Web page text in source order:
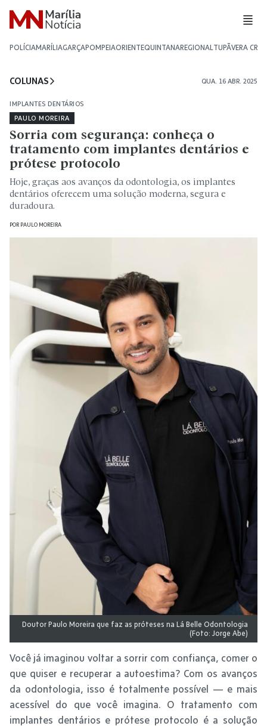
POLÍCIAMARÍLIAGARÇAPOMPEIAORIENTEQUINTANAREGIONALTUPÃVERA CRUZ
COLUNAS QUA. 16 ABR. 2025
IMPLANTES DENTÁRIOS
PAULO MOREIRA
Sorria com segurança: conheça o
tratamento com implantes dentários e
prótese protocolo
Hoje, graças aos avanços da odontologia, os implantes
dentários oferecem uma solução moderna, segura e
duradoura.
POR PAULO MOREIRA
Doutor Paulo Moreira que faz as próteses na Lá Belle Odontologia
(Foto: Jorge Abe)
Você já imaginou voltar a sorrir com confiança, comer o
que quiser e recuperar a autoestima? Com os avanços
da odontologia, isso é totalmente possível — e mais
acessível do que você imagina. O tratamento com
implantes dentários e prótese protocolo é a solução